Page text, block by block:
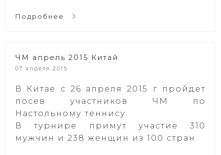
Подробнее
ЧМ апрель 2015 Китай
07 апреля 2015
В Китае с 26 апреля 2015 г пройдет
посев участников ЧМ по
Настольному теннису.
В турнире примут участие 310
мужчин и 238 женщин из 100 стран.